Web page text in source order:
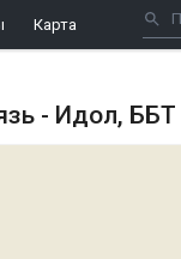
Карта
- Идол, ББТ